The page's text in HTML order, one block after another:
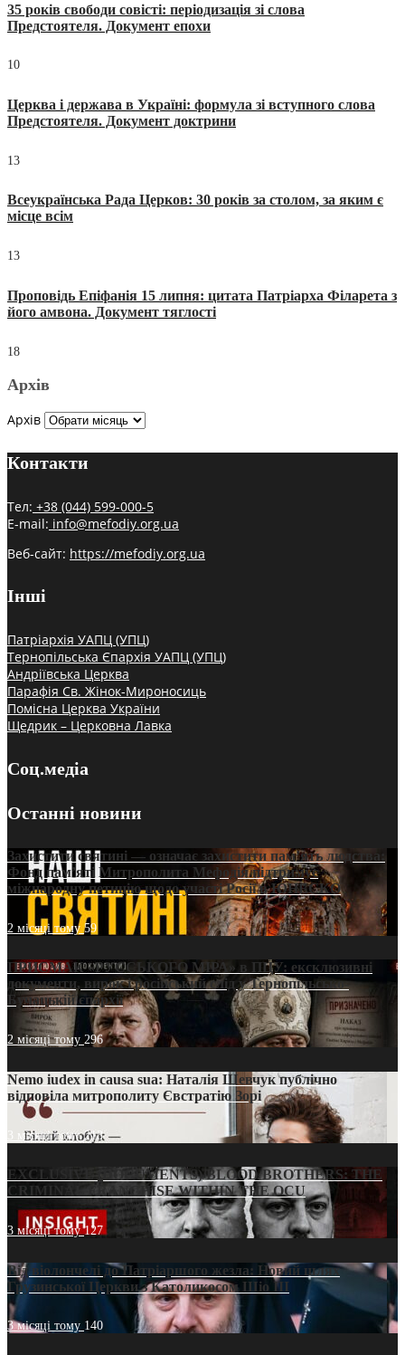
35 років свободи совісті: періодизація зі слова
Предстоятеля. Документ епохи
10
Церква і держава в Україні: формула зі вступного слова
Предстоятеля. Документ доктрини
13
Всеукраїнська Рада Церков: 30 років за столом, за яким є
місце всім
13
Проповідь Епіфанія 15 липня: цитата Патріарха Філарета з
його амвона. Документ тяглості
18
Архів
Архів
Контакти
Тел: +38 (044) 599-000-5
E-mail: info@mefodiy.org.ua
Веб-сайт: https://mefodiy.org.ua
Інші
Патріархія УАПЦ (УПЦ)
Тернопільська Єпархія УАПЦ (УПЦ)
Андріївська Церква
Парафія Св. Жінок-Мироносиць
Помісна Церква України
Щедрик – Церковна Лавка
Соц.медіа
Останні новини
Захистити святині — означає захистити пам’ять людства:
Фонд пам’яті Митрополита Мефодія підтримує
міжнародну петицію щодо участі Росії в ЮНЕСКО
2 місяці тому59
ПРИСМАК «РУССЬКОГО МІРА» в ПЦУ: ексклюзивні
документи, вирок і російський слід у Тернопільсько-
Бучацькій єпархії
2 місяці тому 296
Nemo iudex in causa sua: Наталія Шевчук публічно
відповіла митрополиту Євстратію Зорі
3 місяці тому213
EXCLUSIVE (DOCUMENTS)/BLOOD BROTHERS: THE
CRIMINAL FRANCHISE WITHIN THE OCU
3 місяці тому127
Від віолончелі до Патріаршого жезла: Новий шлях
Грузинської Церкви з Католикосом Шіо III
3 місяці тому 140